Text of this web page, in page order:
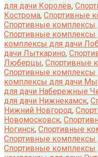
для дачи Королёв,
Кострома, Спортивные
Спортивные комплексы
Спортивные комплексы
комплексы для дачи
дачи Лыткарино,
Люберцы, Спортивные
Спортивные комплексы
комплексы для дачи
для дачи Набережные
для дачи Нижнекамск,
Нижний Новгород,
Новомосковск,
Ногинск, Спортивные
Спортивные комплексы
Спортивные комплексы